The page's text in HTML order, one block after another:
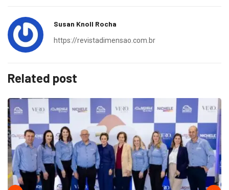
Susan Knoll Rocha
https://revistadimensao.com.br
Related post